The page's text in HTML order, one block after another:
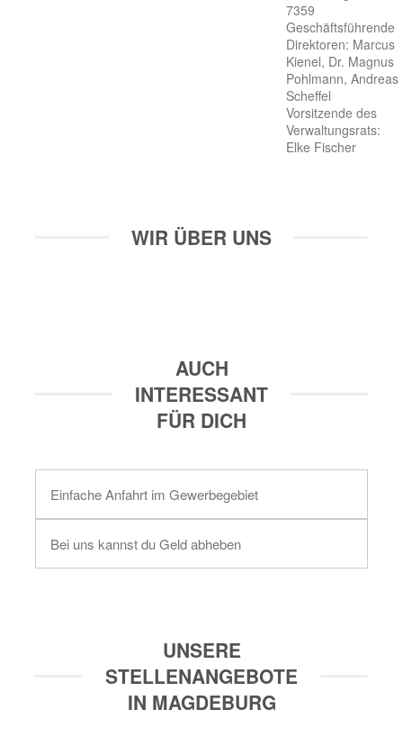
7359
Geschäftsführende
Direktoren: Marcus
Kienel, Dr. Magnus
Pohlmann, Andreas
Scheffel
Vorsitzende des
Verwaltungsrats:
Elke Fischer
WIR ÜBER UNS
AUCH
INTERESSANT
FÜR DICH
Einfache Anfahrt im Gewerbegebiet
Bei uns kannst du Geld abheben
UNSERE
STELLENANGEBOTE
IN MAGDEBURG